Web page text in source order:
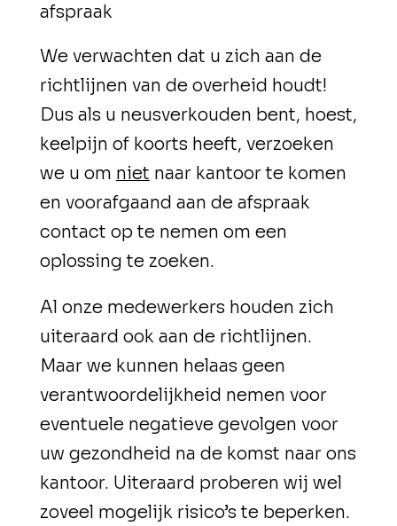
afspraak
We verwachten dat u zich aan de
richtlijnen van de overheid houdt!
Dus als u neusverkouden bent, hoest,
keelpijn of koorts heeft, verzoeken
we u om niet naar kantoor te komen
en voorafgaand aan de afspraak
contact op te nemen om een
oplossing te zoeken.
Al onze medewerkers houden zich
uiteraard ook aan de richtlijnen.
Maar we kunnen helaas geen
verantwoordelijkheid nemen voor
eventuele negatieve gevolgen voor
uw gezondheid na de komst naar ons
kantoor. Uiteraard proberen wij wel
zoveel mogelijk risico’s te beperken.